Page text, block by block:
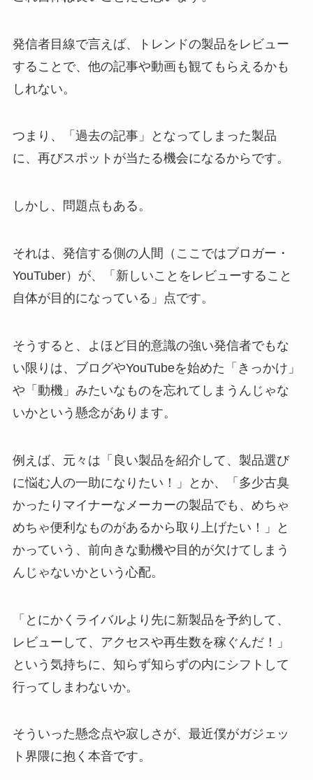
発信者目線で言えば、トレンドの製品をレビュー
することで、他の記事や動画も観てもらえるかも
しれない。
つまり、「過去の記事」となってしまった製品
に、再びスポットが当たる機会になるからです。
しかし、問題点もある。
それは、発信する側の人間（ここではブロガー・
YouTuber）が、「新しいことをレビューすること
自体が目的になっている」点です。
そうすると、よほど目的意識の強い発信者でもな
い限りは、ブログやYouTubeを始めた「きっかけ」
や「動機」みたいなものを忘れてしまうんじゃな
いかという懸念があります。
例えば、元々は「良い製品を紹介して、製品選び
に悩む人の一助になりたい！」とか、「多少古臭
かったりマイナーなメーカーの製品でも、めちゃ
めちゃ便利なものがあるから取り上げたい！」と
かっていう、前向きな動機や目的が欠けてしまう
んじゃないかという心配。
「とにかくライバルより先に新製品を予約して、
レビューして、アクセスや再生数を稼ぐんだ！」
という気持ちに、知らず知らずの内にシフトして
行ってしまわないか。
そういった懸念点や寂しさが、最近僕がガジェッ
ト界隈に抱く本音です。